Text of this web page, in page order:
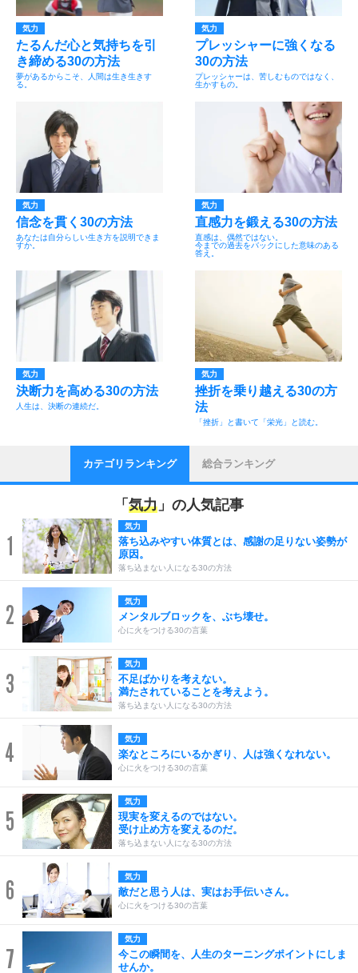
気力
たるんだ心と気持ちを引
き締める30の方法
夢があるからこそ、人間は生き生きす
る。
気力
プレッシャーに強くなる
30の方法
プレッシャーは、苦しむものではなく、
生かすもの。
気力
信念を貫く30の方法
あなたは自分らしい生き方を説明できま
すか。
気力
直感力を鍛える30の方法
直感は、偶然ではない。
今までの過去をバックにした意味のある
答え。
気力
決断力を高める30の方法
人生は、決断の連続だ。
気力
挫折を乗り越える30の方
法
「挫折」と書いて「栄光」と読む。
カテゴリランキング 総合ランキング
「 気力 」の人気記事
1
気力
落ち込みやすい体質とは、感謝の足りない姿勢が
原因。
落ち込まない人になる30の方法
2 気力
メンタルブロックを、ぶち壊せ。
心に火をつける30の言葉
3
気力
不足ばかりを考えない。
満たされていることを考えよう。
落ち込まない人になる30の方法
4 気力
楽なところにいるかぎり、人は強くなれない。
心に火をつける30の言葉
5
気力
現実を変えるのではない。
受け止め方を変えるのだ。
落ち込まない人になる30の方法
6 気力
敵だと思う人は、実はお手伝いさん。
心に火をつける30の言葉
7
気力
今この瞬間を、人生のターニングポイントにしま
せんか。